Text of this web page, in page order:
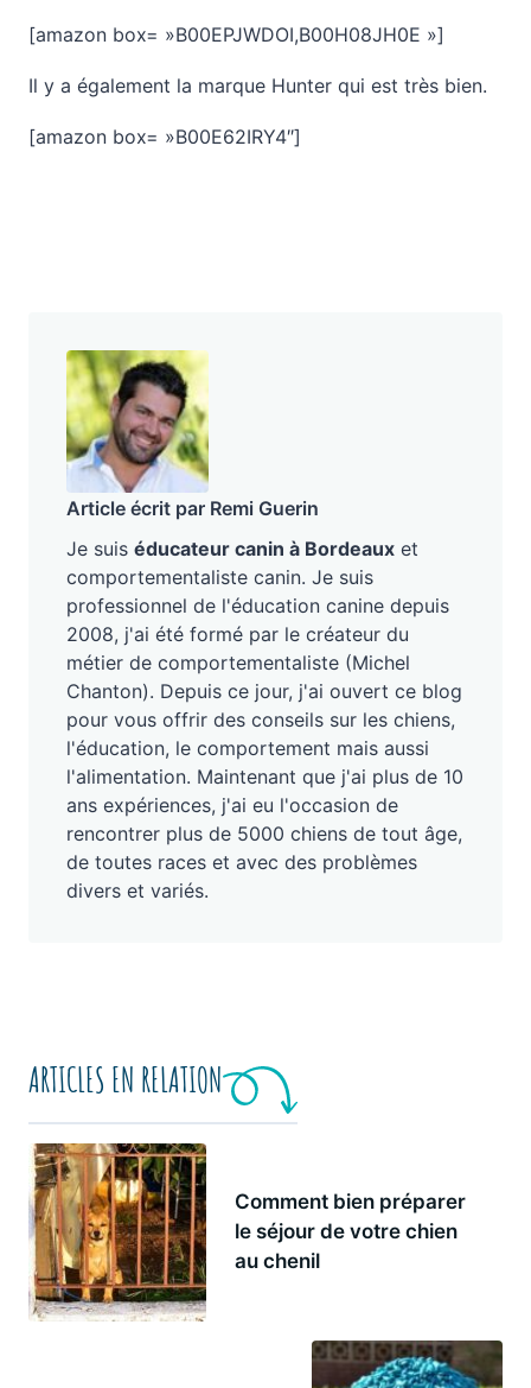
[amazon box= »B00EPJWDOI,B00H08JH0E »]
Il y a également la marque Hunter qui est très bien.
[amazon box= »B00E62IRY4″]
Article écrit par Remi Guerin
Je suis éducateur canin à Bordeaux et
comportementaliste canin. Je suis
professionnel de l'éducation canine depuis
2008, j'ai été formé par le créateur du
métier de comportementaliste (Michel
Chanton). Depuis ce jour, j'ai ouvert ce blog
pour vous offrir des conseils sur les chiens,
l'éducation, le comportement mais aussi
l'alimentation. Maintenant que j'ai plus de 10
ans expériences, j'ai eu l'occasion de
rencontrer plus de 5000 chiens de tout âge,
de toutes races et avec des problèmes
divers et variés.
ARTICLES EN RELATION
Comment bien préparer
le séjour de votre chien
au chenil